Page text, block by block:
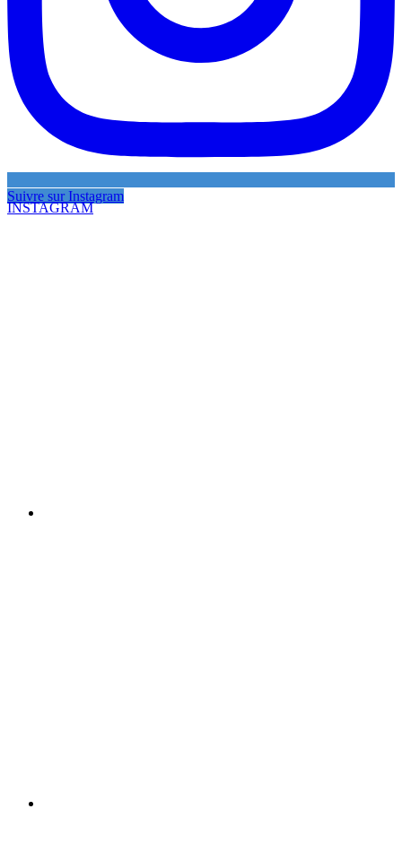
Suivre sur Instagram
INSTAGRAM